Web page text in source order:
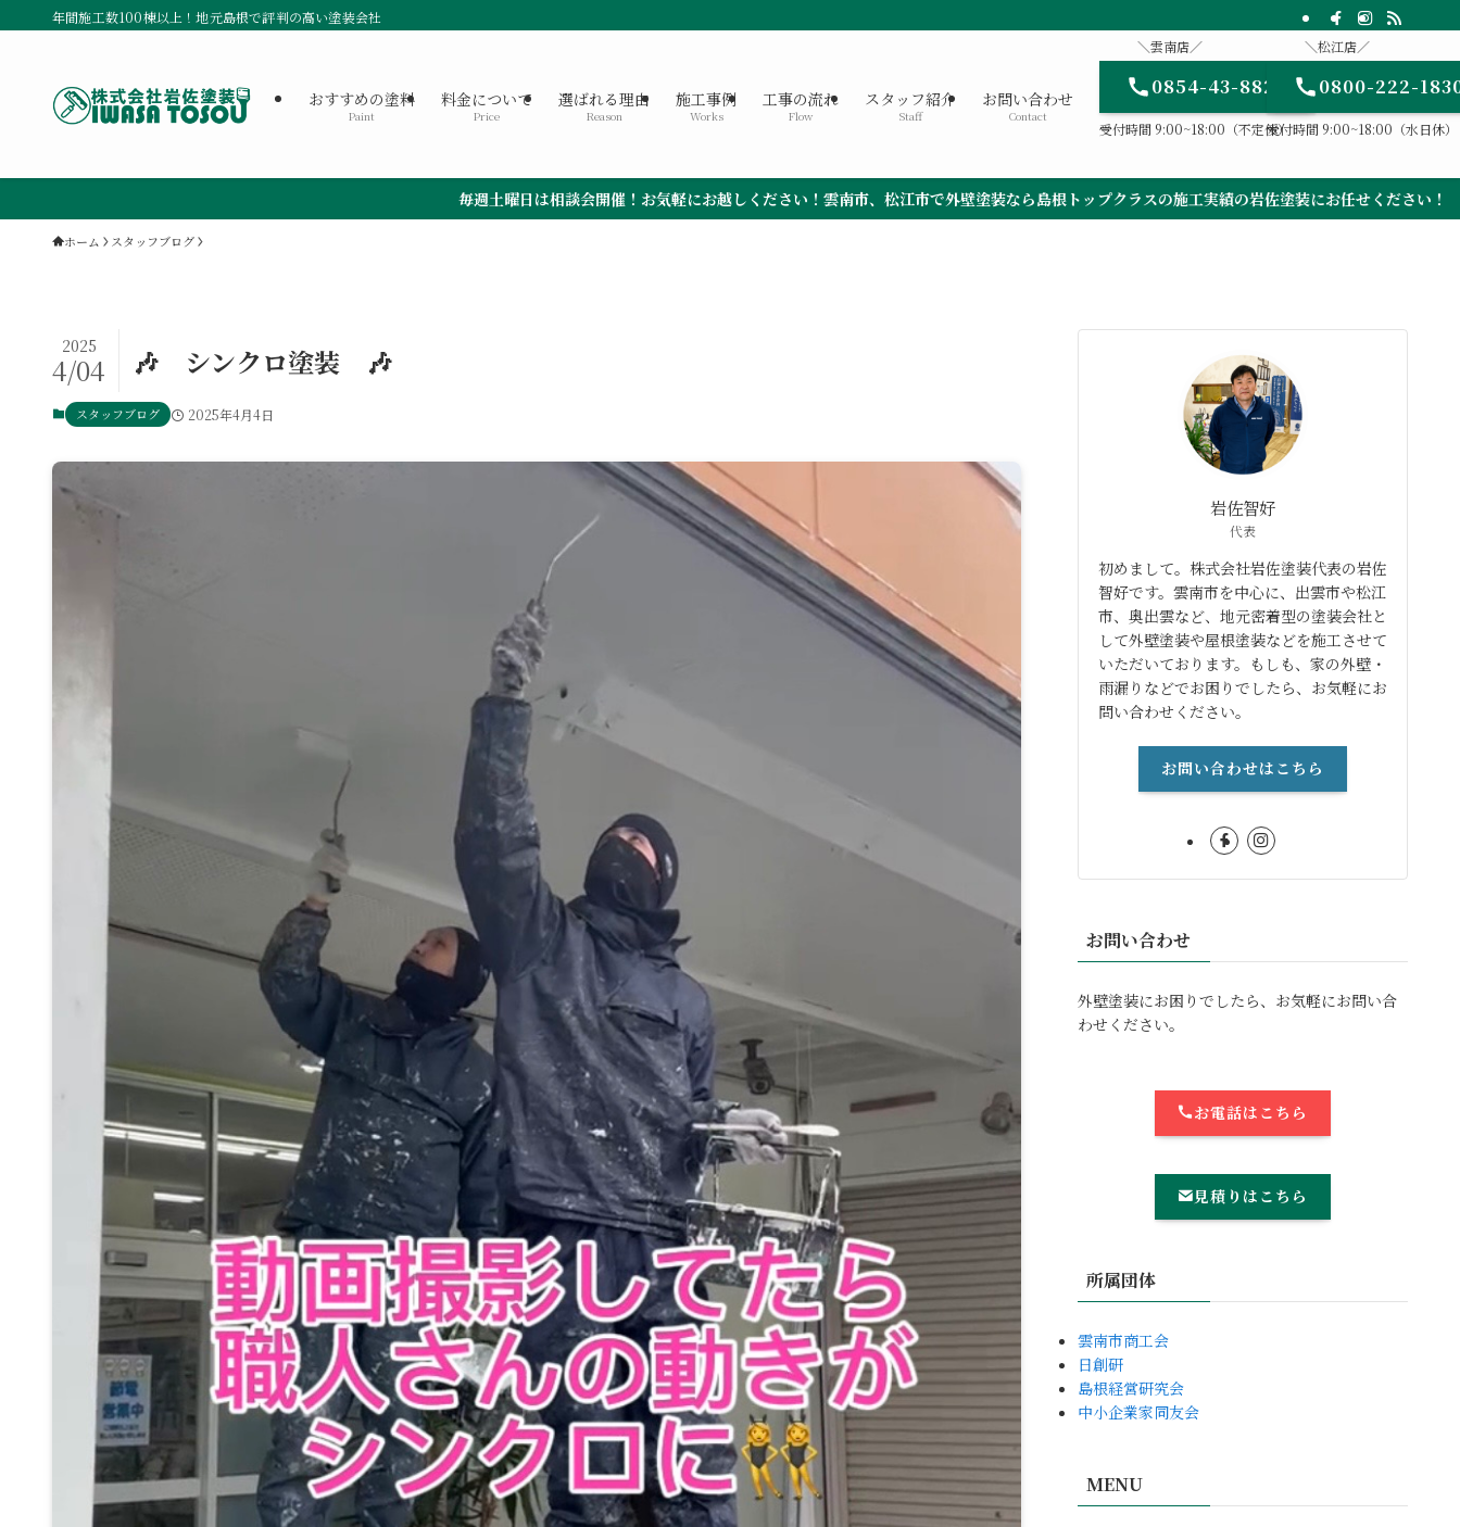
年間施工数100棟以上！地元島根で評判の高い塗装会社
おすすめの塗料
Paint
料金について
Price
選ばれる理由
Reason
施工事例
Works
工事の流れ
Flow
スタッフ紹介
Staff
お問い合わせ
Contact
＼雲南店／
0854-43-8820
受付時間 9:00~18:00（不定休）
＼松江店／
0800-222-
受付時間 9:00~18:00（水日休）
毎週土曜日は相談会開催！お気軽にお越しください！雲南市、松江市で外壁塗装なら島根トップクラスの施工実績の岩佐塗装にお任せください！
ホーム スタッフブログ
🎶 シンクロ塗装 🎶
2025
4/04
スタッフブログ 2025年4月4日
岩佐智好
代表
初めまして。株式会社岩佐塗装代表の岩佐
智好です。雲南市を中心に、出雲市や松江
市、奥出雲など、地元密着型の塗装会社と
して外壁塗装や屋根塗装などを施工させて
いただいております。もしも、家の外壁・
雨漏りなどでお困りでしたら、お気軽にお
問い合わせください。
お問い合わせはこちら
お問い合わせ
外壁塗装にお困りでしたら、お気軽にお問い合
わせください。
お電話はこちら
見積りはこちら
所属団体
雲南市商工会
日創研
島根経営研究会
中小企業家同友会
MENU